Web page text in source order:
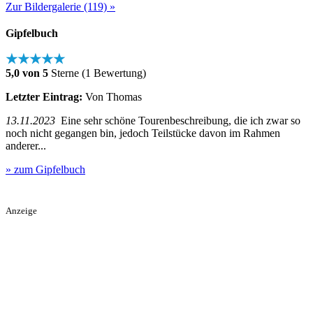
Zur Bildergalerie (119) »
Gipfelbuch
★★★★★
5,0 von 5 Sterne (1 Bewertung)
Letzter Eintrag: Von Thomas
13.11.2023 Eine sehr schöne Tourenbeschreibung, die ich zwar so
noch nicht gegangen bin, jedoch Teilstücke davon im Rahmen
anderer...
» zum Gipfelbuch
Anzeige